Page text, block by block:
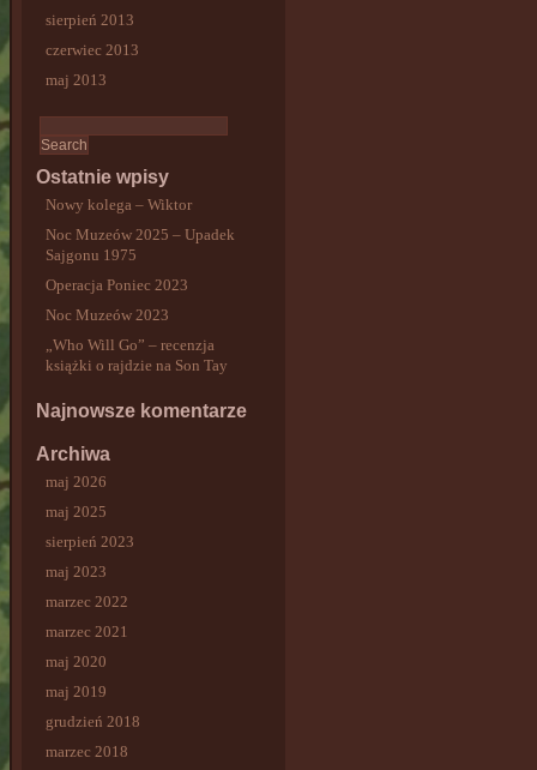
sierpień 2013
czerwiec 2013
maj 2013
Ostatnie wpisy
Nowy kolega – Wiktor
Noc Muzeów 2025 – Upadek
Sajgonu 1975
Operacja Poniec 2023
Noc Muzeów 2023
„Who Will Go” – recenzja
książki o rajdzie na Son Tay
Najnowsze komentarze
Archiwa
maj 2026
maj 2025
sierpień 2023
maj 2023
marzec 2022
marzec 2021
maj 2020
maj 2019
grudzień 2018
marzec 2018